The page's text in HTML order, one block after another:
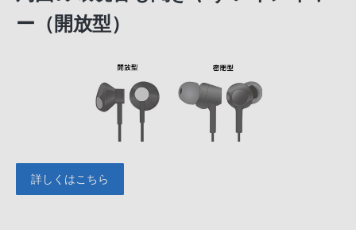
ー（開放型）
詳しくはこちら